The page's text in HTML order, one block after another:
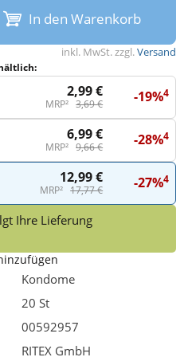
In den Warenkorb
inkl. MwSt. zzgl.Versand
2,99 €
MRP² 3,69 € -19%4
6,99 €
MRP² 9,66 € -28%4
12,99 €
MRP² 17,77 € -27%4
Ihre Lieferung
Kondome
20 St
00592957
RITEX GmbH